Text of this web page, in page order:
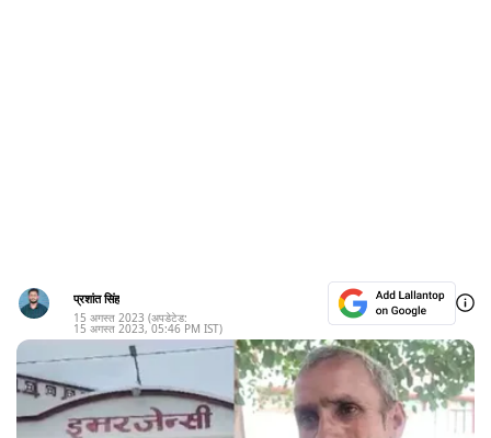
प्रशांत सिंह
15 अगस्त 2023 (अपडेटेड:
15 अगस्त 2023, 05:46 PM IST)